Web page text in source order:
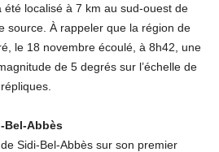
été localisé à 7 km au sud-ouest de
source. À rappeler que la région de
le 18 novembre écoulé, à 8h42, une
de 5 degrés sur l’échelle de
Bel-Abbès
Sidi-Bel-Abbès sur son premier